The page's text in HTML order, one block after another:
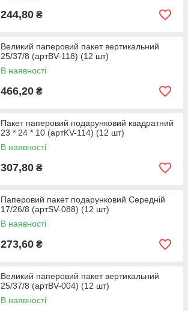
244,80 ₴
Великий паперовий пакет вертикальний
25/37/8 (артBV-118) (12 шт)
В наявності
466,20 ₴
Пакет паперовий подарунковий квадратний
23 * 24 * 10 (артKV-114) (12 шт)
В наявності
307,80 ₴
Паперовий пакет подарунковий Середній
17/26/8 (артSV-088) (12 шт)
В наявності
273,60 ₴
Великий паперовий пакет вертикальний
25/37/8 (артBV-004) (12 шт)
В наявності